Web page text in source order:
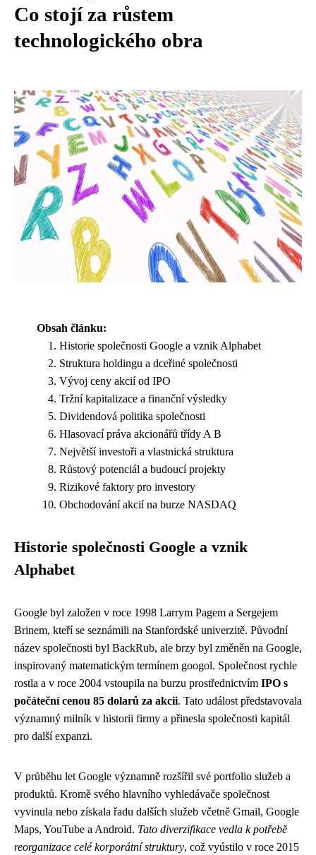
Co stojí za růstem
technologického obra
Obsah článku:
Historie společnosti Google a vznik Alphabet
Struktura holdingu a dceřiné společnosti
Vývoj ceny akcií od IPO
Tržní kapitalizace a finanční výsledky
Dividendová politika společnosti
Hlasovací práva akcionářů třídy A B
Největší investoři a vlastnická struktura
Růstový potenciál a budoucí projekty
Rizikové faktory pro investory
Obchodování akcií na burze NASDAQ
Historie společnosti Google a vznik
Alphabet
Google byl založen v roce 1998 Larrym Pagem a Sergejem
Brinem, kteří se seznámili na Stanfordské univerzitě. Původní
název společnosti byl BackRub, ale brzy byl změněn na Google,
inspirovaný matematickým termínem googol. Společnost rychle
rostla a v roce 2004 vstoupila na burzu prostřednictvím IPO s
počáteční cenou 85 dolarů za akcii. Tato událost představovala
významný milník v historii firmy a přinesla společnosti kapitál
pro další expanzi.
V průběhu let Google významně rozšířil své portfolio služeb a
produktů. Kromě svého hlavního vyhledávače společnost
vyvinula nebo získala řadu dalších služeb včetně Gmail, Google
Maps, YouTube a Android. Tato diverzifikace vedla k potřebě
reorganizace celé korporátní struktury, což vyústilo v roce 2015